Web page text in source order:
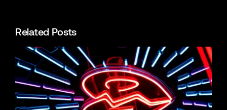
peleas:
2026
Related Posts